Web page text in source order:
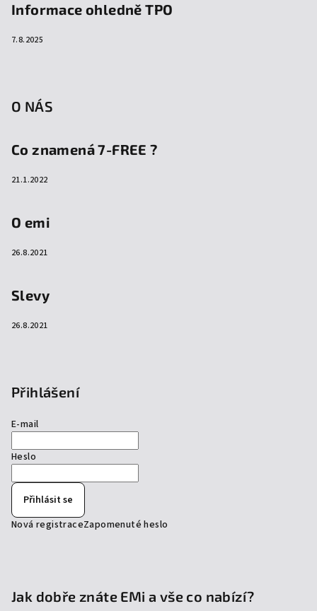
Informace ohledně TPO
7.8.2025
O NÁS
Co znamená 7-FREE ?
21.1.2022
O emi
26.8.2021
Slevy
26.8.2021
Přihlášení
E-mail
Heslo
Přihlásit se
Nová registraceZapomenuté heslo
Jak dobře znáte EMi a vše co nabízí?